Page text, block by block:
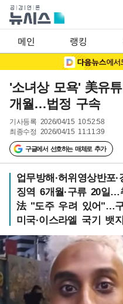
메인 랭킹
'소녀상 모욕' 美유
개월…법정 구속
기사등록 2026/04/15 10:52:58
최종수정 2026/04/15 11:11:39
구글에서 선호하는 매체로 추가
업무방해·허위영상반포
징역 6개월·구류 20일…
法 "도주 우려 있어"…
미국·이스라엘 국기 뱃